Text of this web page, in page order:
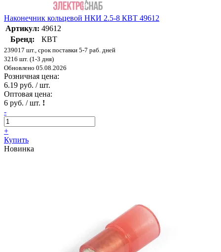
Наконечник кольцевой НКИ 2.5-8 КВТ 49612
Артикул: 49612
Бренд:
КВТ
239017 шт., срок поставки 5-7 раб. дней
3216 шт. (1-3 дня)
Обновлено 05.08.2026
Розничная цена:
6.19 руб. / шт.
Оптовая цена:
6 руб. / шт. !
-
+
Купить
Новинка